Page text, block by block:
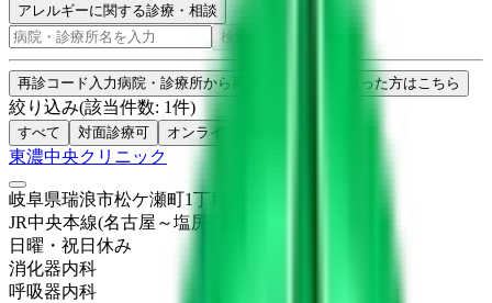
アレルギーに関する診療・相談
検索
再診コード入力病院・診療所から再診コードを受け取った方はこちら
絞り込み(該当件数: 1件)
すべて 対面診療可 オンライン診療可
東濃中央クリニック
岐阜県瑞浪市松ケ瀬町1丁目14-1
JR中央本線(名古屋～塩尻)
日曜・祝日 休み
消化器内科
呼吸器内科